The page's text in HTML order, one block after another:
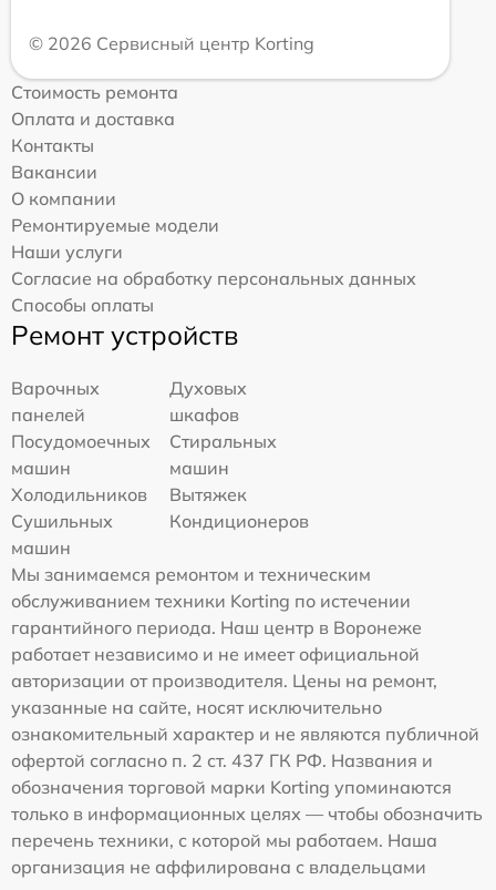
© 2026 Сервисный центр Korting
Стоимость ремонта
Оплата и доставка
Контакты
Вакансии
О компании
Ремонтируемые модели
Наши услуги
Согласие на обработку персональных данных
Способы оплаты
Ремонт устройств
Варочных
панелей
Духовых
шкафов
Посудомоечных
машин
Стиральных
машин
Холодильников
Вытяжек
Сушильных
машин
Кондиционеров
Мы занимаемся ремонтом и техническим
обслуживанием техники Korting по истечении
гарантийного периода. Наш центр в Воронеже
работает независимо и не имеет официальной
авторизации от производителя. Цены на ремонт,
указанные на сайте, носят исключительно
ознакомительный характер и не являются публичной
офертой согласно п. 2 ст. 437 ГК РФ. Названия и
обозначения торговой марки Korting упоминаются
только в информационных целях — чтобы обозначить
перечень техники, с которой мы работаем. Наша
организация не аффилирована с владельцами